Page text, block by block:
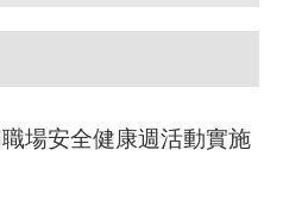
場安全健康週活動實施